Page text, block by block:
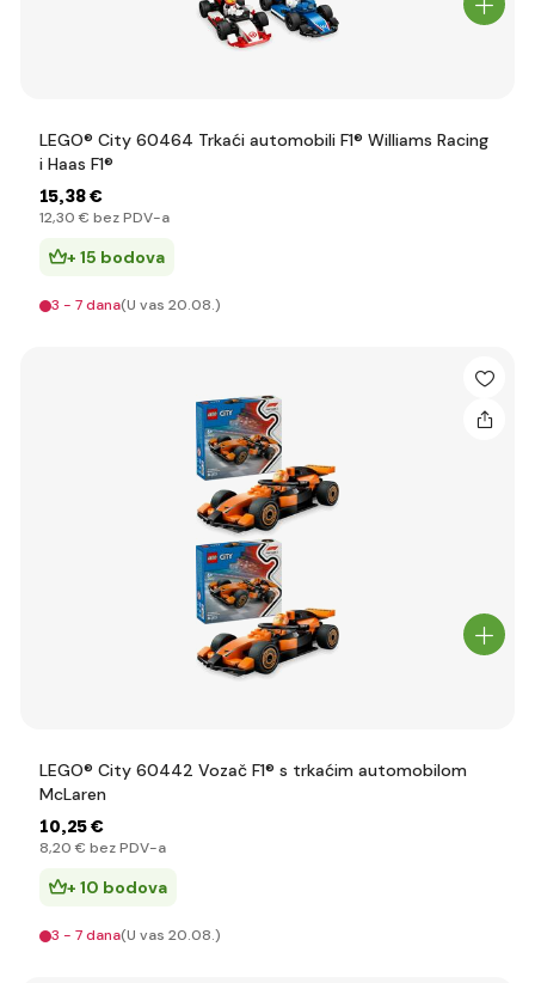
LEGO® City 60464 Trkaći automobili F1® Williams Racing
i Haas F1®
15,38 €
12,30 € bez PDV-a
+ 15 bodova
3 - 7 dana(U vas 20.08.)
LEGO® City 60442 Vozač F1® s trkaćim automobilom
McLaren
10,25 €
8,20 € bez PDV-a
+ 10 bodova
3 - 7 dana(U vas 20.08.)